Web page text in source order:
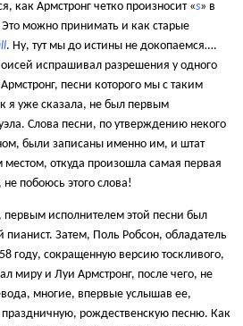
как Армстронг четко произносит «s» в
можно принимать и как старые
. Ну, тут мы до истины не докопаемся….
испрашивал разрешения у одного
песни которого мы с таким
я уже сказала, не был первым
Слова песни, по утверждению некого
были записаны именно им, и штат
откуда произошла самая первая
побоюсь этого слова!
исполнителем этой песни был
пианист. Затем, Поль Робсон, обладатель
году, сокращенную версию тоскливого,
миру и Луи Армстронг, после чего, не
многие, впервые услышав ее,
рождественскую песню. Как